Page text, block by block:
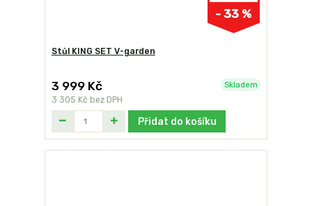
- 33 %
Stůl KING SET V-garden
3 999 Kč
3 305 Kč bez DPH
Skladem
Přidat do košíku